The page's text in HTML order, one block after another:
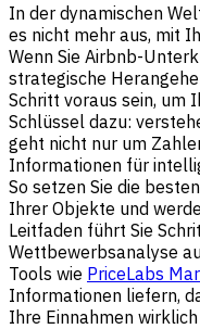
In der dynamischen
es nicht mehr aus, mit
Wenn Sie Airbnb-
strategische
Schritt voraus sein, um
Schlüssel dazu:
geht nicht nur um
Informationen für
So setzen Sie die
Ihrer Objekte und
Leitfaden führt Sie
Wettbewerbsanalyse
Tools wie PriceLabs
Informationen liefern,
Ihre Einnahmen